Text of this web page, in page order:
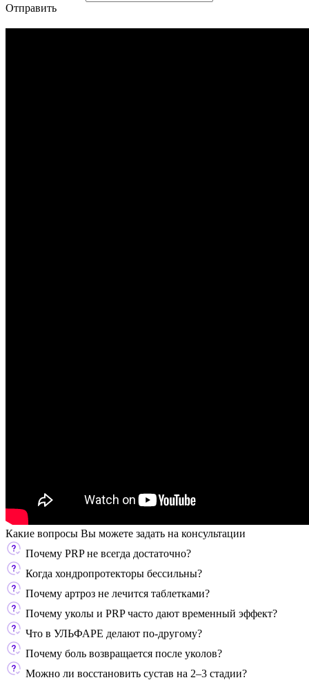
Отправить
Какие вопросы Вы можете задать на консультации
Почему PRP не всегда достаточно?
Когда хондропротекторы бессильны?
Почему артроз не лечится таблетками?
Почему уколы и PRP часто дают временный эффект?
Что в УЛЬФАРЕ делают по-другому?
Почему боль возвращается после уколов?
Можно ли восстановить сустав на 2–3 стадии?